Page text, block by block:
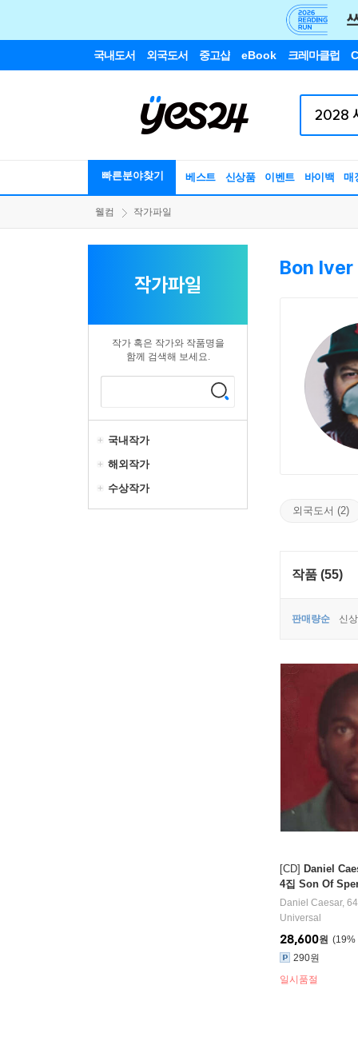
국내도서 외국도서 중고샵 eBook 크레마클럽
빠른분야찾기 베스트 신상품 이벤트 바이백 매
웰컴 작가파일
작가파일
작가 혹은 작가와 작품명을
함께 검색해 보세요.
국내작가
해외작가
수상작가
Bon Iver
외국도서 (2)
작품 (55)
판매량순 신
[CD] Daniel
4집 Son Of
Daniel Caesar,
Universal
19%
28,600원
290원
일시품절